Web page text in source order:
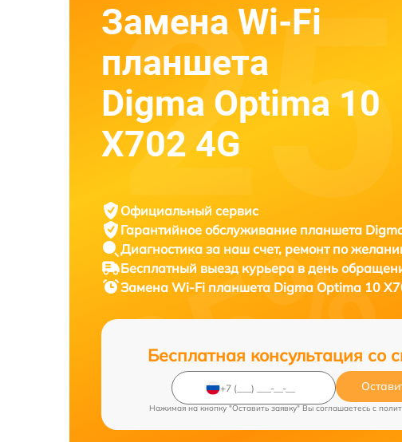
Замена Wi-Fi
планшета
Digma Optima 10
X702 4G
Официальный сервис
Гарантийное обслуживание планшета
Диагностика за наш счет, ремонт по
Бесплатный выезд курьера в день
Замена Wi-Fi планшета Digma Optima 10
Бесплатная консультация со
Нажимая на кнопку "Оставить заявку" Вы соглашаетесь c